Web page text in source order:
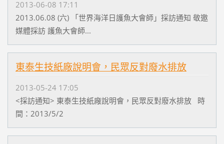
2013-06-08 17:11
2013.06.08 (六) 「世界海洋日護魚大會師」採訪通知 敬邀
媒體採訪 護魚大會師...
東泰生技紙廠說明會，民眾反對廢水排放
2013-05-24 17:05
<採訪通知> 東泰生技紙廠說明會，民眾反對廢水排放 時
間：2013/5/2